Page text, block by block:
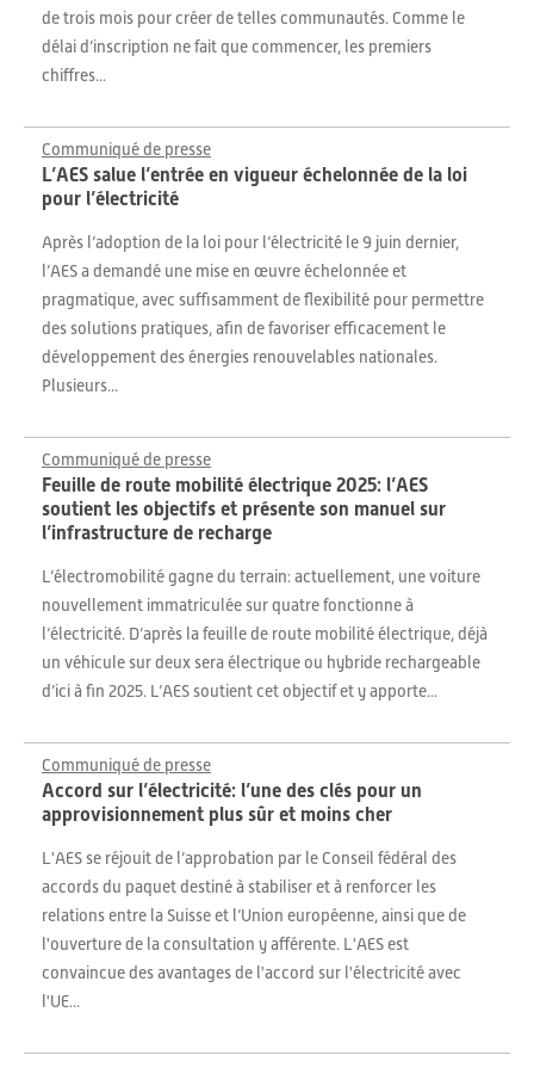
de trois mois pour créer de telles communautés. Comme le
délai d’inscription ne fait que commencer, les premiers
chiffres...
Communiqué de presse
L’AES salue l’entrée en vigueur échelonnée de la loi
pour l’électricité
Après l’adoption de la loi pour l’électricité le 9 juin dernier,
l’AES a demandé une mise en œuvre échelonnée et
pragmatique, avec suffisamment de flexibilité pour permettre
des solutions pratiques, afin de favoriser efficacement le
développement des énergies renouvelables nationales.
Plusieurs...
Communiqué de presse
Feuille de route mobilité électrique 2025: l’AES
soutient les objectifs et présente son manuel sur
l’infrastructure de recharge
L’électromobilité gagne du terrain: actuellement, une voiture
nouvellement immatriculée sur quatre fonctionne à
l’électricité. D’après la feuille de route mobilité électrique, déjà
un véhicule sur deux sera électrique ou hybride rechargeable
d’ici à fin 2025. L’AES soutient cet objectif et y apporte...
Communiqué de presse
Accord sur l’électricité: l’une des clés pour un
approvisionnement plus sûr et moins cher
L'AES se réjouit de l’approbation par le Conseil fédéral des
accords du paquet destiné à stabiliser et à renforcer les
relations entre la Suisse et l’Union européenne, ainsi que de
l'ouverture de la consultation y afférente. L'AES est
convaincue des avantages de l'accord sur l'électricité avec
l'UE...